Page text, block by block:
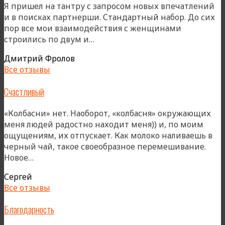
Я пришел на тантру с запросом новых впечатлений
и в поисках партнерши. Стандартный набор. До сих
пор все мои взаимодействия с женщинами
строились по двум и…
Дмитрий Фролов
Все отзывы
Счастливый
«Колбасни» нет. Наоборот, «колбасня» окружающих
меня людей радостно находит меня)) и, по моим
ощущениям, их отпускает. Как молоко наливаешь в
черный чай, такое своеобразное перемешивание.
Новое…
Сергей
Все отзывы
Благодарность